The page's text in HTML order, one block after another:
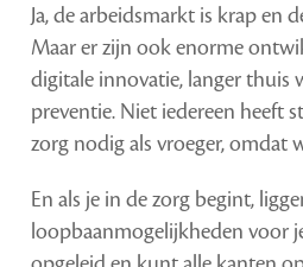
Ja, de arbeidsmarkt is krap en
Maar er zijn ook enorme
digitale innovatie, langer thuis
preventie. Niet iedereen heeft
zorg nodig als vroeger, omdat
En als je in de zorg begint,
loopbaanmogelijkheden voor